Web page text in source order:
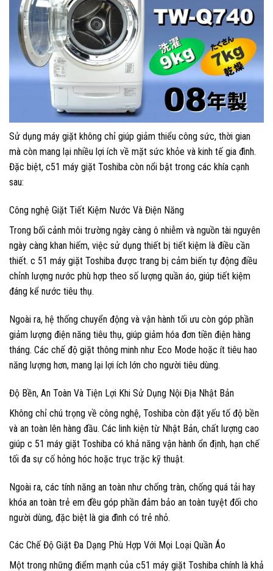
Sử dụng máy giặt không chỉ giúp giảm thiểu công sức, thời gian
mà còn mang lại nhiều lợi ích về mặt sức khỏe và kinh tế gia đình.
Đặc biệt, c51 máy giặt Toshiba còn nổi bật trong các khía cạnh
sau:
Công nghệ Giặt Tiết Kiệm Nước Và Điện Năng
Trong bối cảnh môi trường ngày càng ô nhiễm và nguồn tài nguyên
ngày càng khan hiếm, việc sử dụng thiết bị tiết kiệm là điều cần
thiết. c 51 máy giặt Toshiba được trang bị cảm biến tự động điều
chỉnh lượng nước phù hợp theo số lượng quần áo, giúp tiết kiệm
đáng kể nước tiêu thụ.
Ngoài ra, hệ thống chuyển động và vận hành tối ưu còn góp phần
giảm lượng điện năng tiêu thụ, giúp giảm hóa đơn tiền điện hàng
tháng. Các chế độ giặt thông minh như Eco Mode hoặc ít tiêu hao
năng lượng hơn, mang lại lợi ích lớn cho người tiêu dùng.
Độ Bền, An Toàn Và Tiện Lợi Khi Sử Dụng Nội Địa Nhật Bản
Không chỉ chú trọng về công nghệ, Toshiba còn đặt yếu tố độ bền
và an toàn lên hàng đầu. Các linh kiện từ Nhật Bản, chất lượng cao
giúp c 51 máy giặt Toshiba có khả năng vận hành ổn định, hạn chế
tối đa sự cố hỏng hóc hoặc trục trặc kỹ thuật.
Ngoài ra, các tính năng an toàn như chống tràn, chống quá tải hay
khóa an toàn trẻ em đều góp phần đảm bảo an toàn tuyệt đối cho
người dùng, đặc biệt là gia đình có trẻ nhỏ.
Các Chế Độ Giặt Đa Dạng Phù Hợp Với Mọi Loại Quần Áo
Một trong những điểm mạnh của c51 máy giặt Toshiba chính là khả